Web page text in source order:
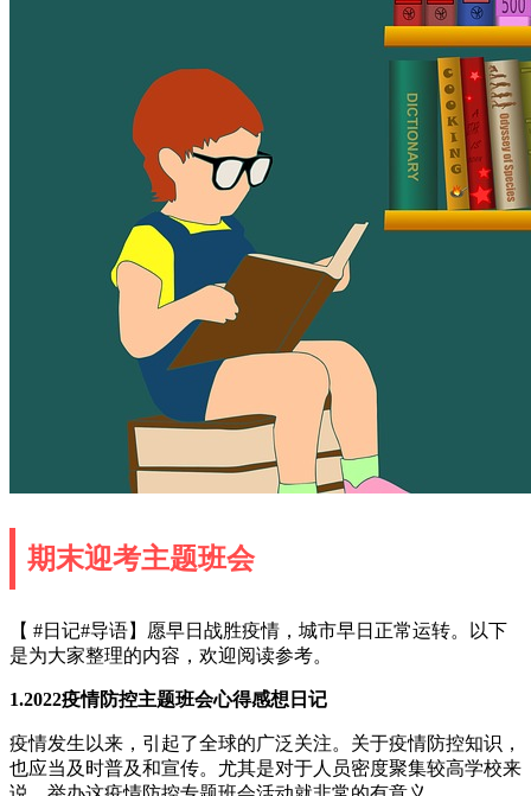
期末迎考主题班会
【 #日记#导语】愿早日战胜疫情，城市早日正常运转。以下
是为大家整理的内容，欢迎阅读参考。
1.2022疫情防控主题班会心得感想日记
疫情发生以来，引起了全球的广泛关注。关于疫情防控知识，
也应当及时普及和宣传。尤其是对于人员密度聚集较高学校来